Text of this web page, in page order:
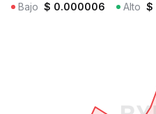
Bajo $ 0.000006 Alto $